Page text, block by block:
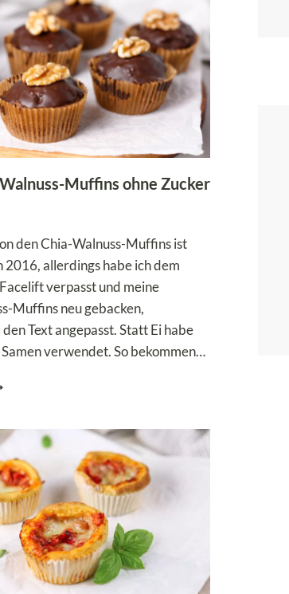
Muffins ohne Zucker
den Chia-Walnuss-Muffins ist
2016, allerdings habe ich dem
verpasst und meine
Muffins neu gebacken,
Text angepasst. Statt Ei habe
verwendet. So bekommen…